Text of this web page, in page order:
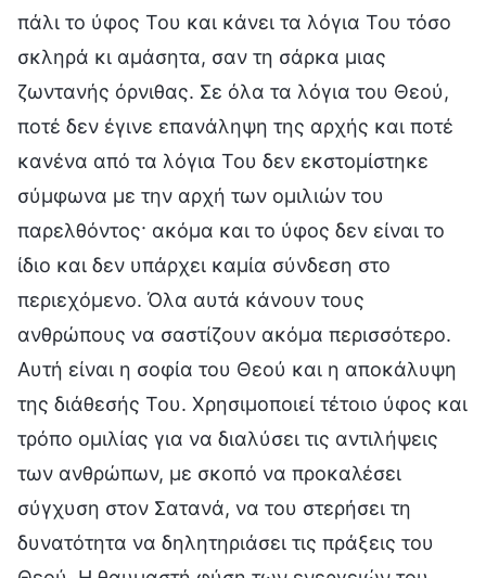
πάλι το ύφος Του και κάνει τα λόγια Του τόσο
σκληρά κι αμάσητα, σαν τη σάρκα μιας
ζωντανής όρνιθας. Σε όλα τα λόγια του Θεού,
ποτέ δεν έγινε επανάληψη της αρχής και ποτέ
κανένα από τα λόγια Του δεν εκστομίστηκε
σύμφωνα με την αρχή των ομιλιών του
παρελθόντος· ακόμα και το ύφος δεν είναι το
ίδιο και δεν υπάρχει καμία σύνδεση στο
περιεχόμενο. Όλα αυτά κάνουν τους
ανθρώπους να σαστίζουν ακόμα περισσότερο.
Αυτή είναι η σοφία του Θεού και η αποκάλυψη
της διάθεσής Του. Χρησιμοποιεί τέτοιο ύφος και
τρόπο ομιλίας για να διαλύσει τις αντιλήψεις
των ανθρώπων, με σκοπό να προκαλέσει
σύγχυση στον Σατανά, να του στερήσει τη
δυνατότητα να δηλητηριάσει τις πράξεις του